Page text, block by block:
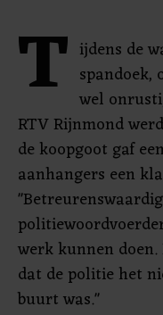
T ijdens de
spandoek,
wel
RTV Rijnmond
de koopgoot gaf
aanhangers een
werk kunnen
dat de politie het
buurt was."